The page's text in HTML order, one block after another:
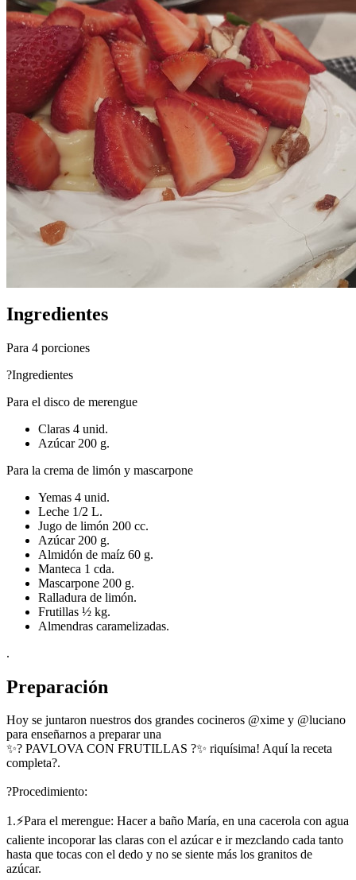
Ingredientes
Para 4 porciones
?Ingredientes
Para el disco de merengue
Claras 4 unid.
Azúcar 200 g.
Para la crema de limón y mascarpone
Yemas 4 unid.
Leche 1/2 L.
Jugo de limón 200 cc.
Azúcar 200 g.
Almidón de maíz 60 g.
Manteca 1 cda.
Mascarpone 200 g.
Ralladura de limón.
Frutillas ½ kg.
Almendras caramelizadas.
.
Preparación
Hoy se juntaron nuestros dos grandes cocineros @xime y @luciano
para enseñarnos a preparar una
✨? PAVLOVA CON FRUTILLAS ?✨ riquísima! Aquí la receta
completa?.
?Procedimiento:
1.⚡Para el merengue: Hacer a baño María, en una cacerola con agua
caliente incoporar las claras con el azúcar e ir mezclando cada tanto
hasta que tocas con el dedo y no se siente más los granitos de
azúcar.